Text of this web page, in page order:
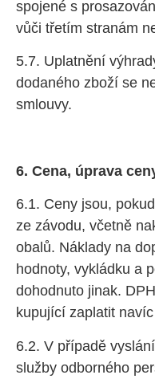
spojené s
vůči třetím stranám
5.7. Uplatnění
dodaného zboží se
smlouvy.
6. Cena, úprava
6.1. Ceny jsou,
ze závodu, včetně
obalů. Náklady na
hodnoty, vykládku a
dohodnuto jinak.
kupující zaplatit
6.2. V případě
služby odborného